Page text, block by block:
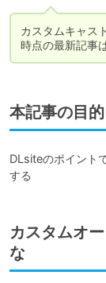
カスタムキャス
時点の最新記事
本記事の目的
DLsiteのポイント
する
カスタムオ
な